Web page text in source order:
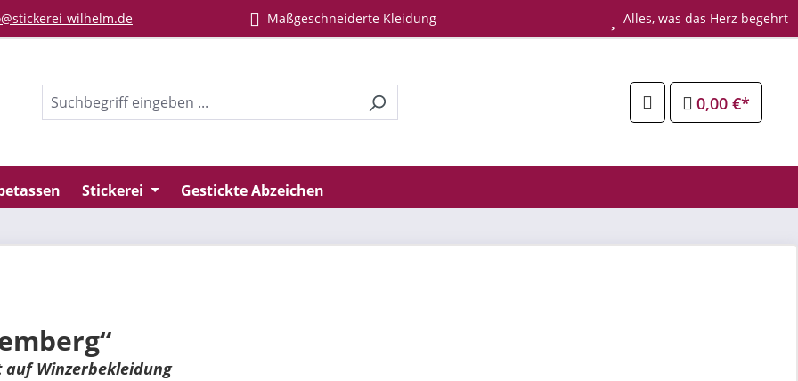
wilhelm.de Maßgeschneiderte Kleidung Alles, was das Herz begehrt
0,00 €*
Stickerei Gestickte Abzeichen
Winzerbekleidung